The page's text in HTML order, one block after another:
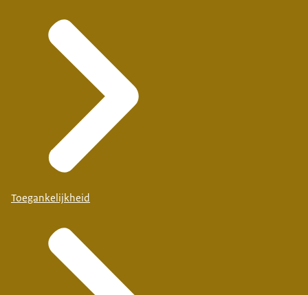
Toegankelijkheid